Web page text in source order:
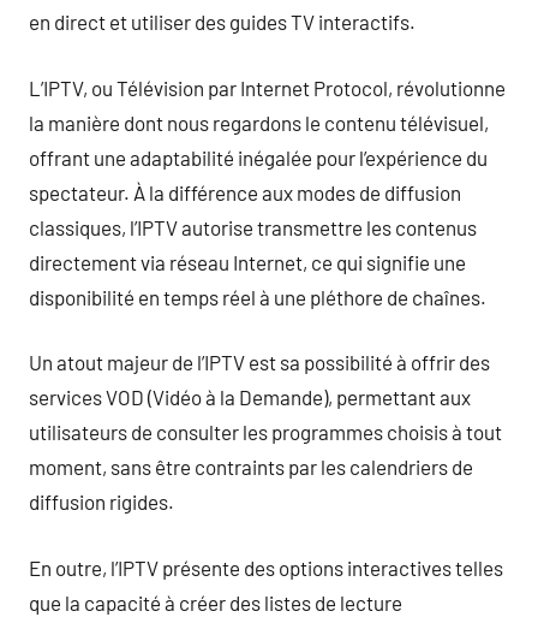
en direct et utiliser des guides TV interactifs.
L’IPTV, ou Télévision par Internet Protocol, révolutionne
la manière dont nous regardons le contenu télévisuel,
offrant une adaptabilité inégalée pour l’expérience du
spectateur. À la différence aux modes de diffusion
classiques, l’IPTV autorise transmettre les contenus
directement via réseau Internet, ce qui signifie une
disponibilité en temps réel à une pléthore de chaînes.
Un atout majeur de l’IPTV est sa possibilité à offrir des
services VOD (Vidéo à la Demande), permettant aux
utilisateurs de consulter les programmes choisis à tout
moment, sans être contraints par les calendriers de
diffusion rigides.
En outre, l’IPTV présente des options interactives telles
que la capacité à créer des listes de lecture